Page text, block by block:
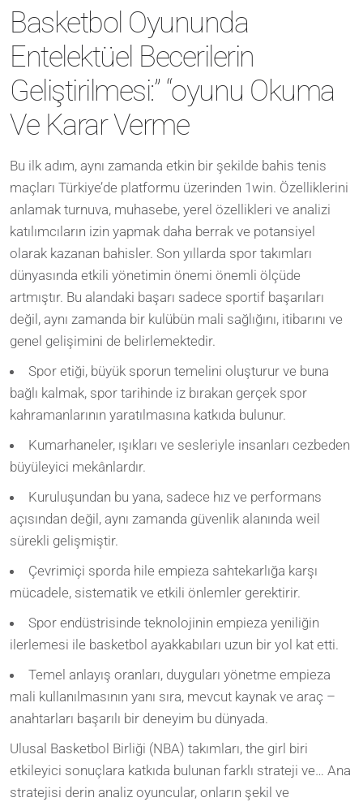
Basketbol Oyununda
Entelektüel Becerilerin
Geliştirilmesi:” “oyunu Okuma
Ve Karar Verme
Bu ilk adım, aynı zamanda etkin bir şekilde bahis tenis
maçları Türkiye’de platformu üzerinden 1win. Özelliklerini
anlamak turnuva, muhasebe, yerel özellikleri ve analizi
katılımcıların izin yapmak daha berrak ve potansiyel
olarak kazanan bahisler. Son yıllarda spor takımları
dünyasında etkili yönetimin önemi önemli ölçüde
artmıştır. Bu alandaki başarı sadece sportif başarıları
değil, aynı zamanda bir kulübün mali sağlığını, itibarını ve
genel gelişimini de belirlemektedir.
Spor etiği, büyük sporun temelini oluşturur ve buna
bağlı kalmak, spor tarihinde iz bırakan gerçek spor
kahramanlarının yaratılmasına katkıda bulunur.
Kumarhaneler, ışıkları ve sesleriyle insanları cezbeden
büyüleyici mekânlardır.
Kuruluşundan bu yana, sadece hız ve performans
açısından değil, aynı zamanda güvenlik alanında weil
sürekli gelişmiştir.
Çevrimiçi sporda hile empieza sahtekarlığa karşı
mücadele, sistematik ve etkili önlemler gerektirir.
Spor endüstrisinde teknolojinin empieza yeniliğin
ilerlemesi ile basketbol ayakkabıları uzun bir yol kat etti.
Temel anlayış oranları, duyguları yönetme empieza
mali kullanılmasının yanı sıra, mevcut kaynak ve araç –
anahtarları başarılı bir deneyim bu dünyada.
Ulusal Basketbol Birliği (NBA) takımları, the girl biri
etkileyici sonuçlara katkıda bulunan farklı strateji ve… Ana
stratejisi derin analiz oyuncular, onların şekil ve